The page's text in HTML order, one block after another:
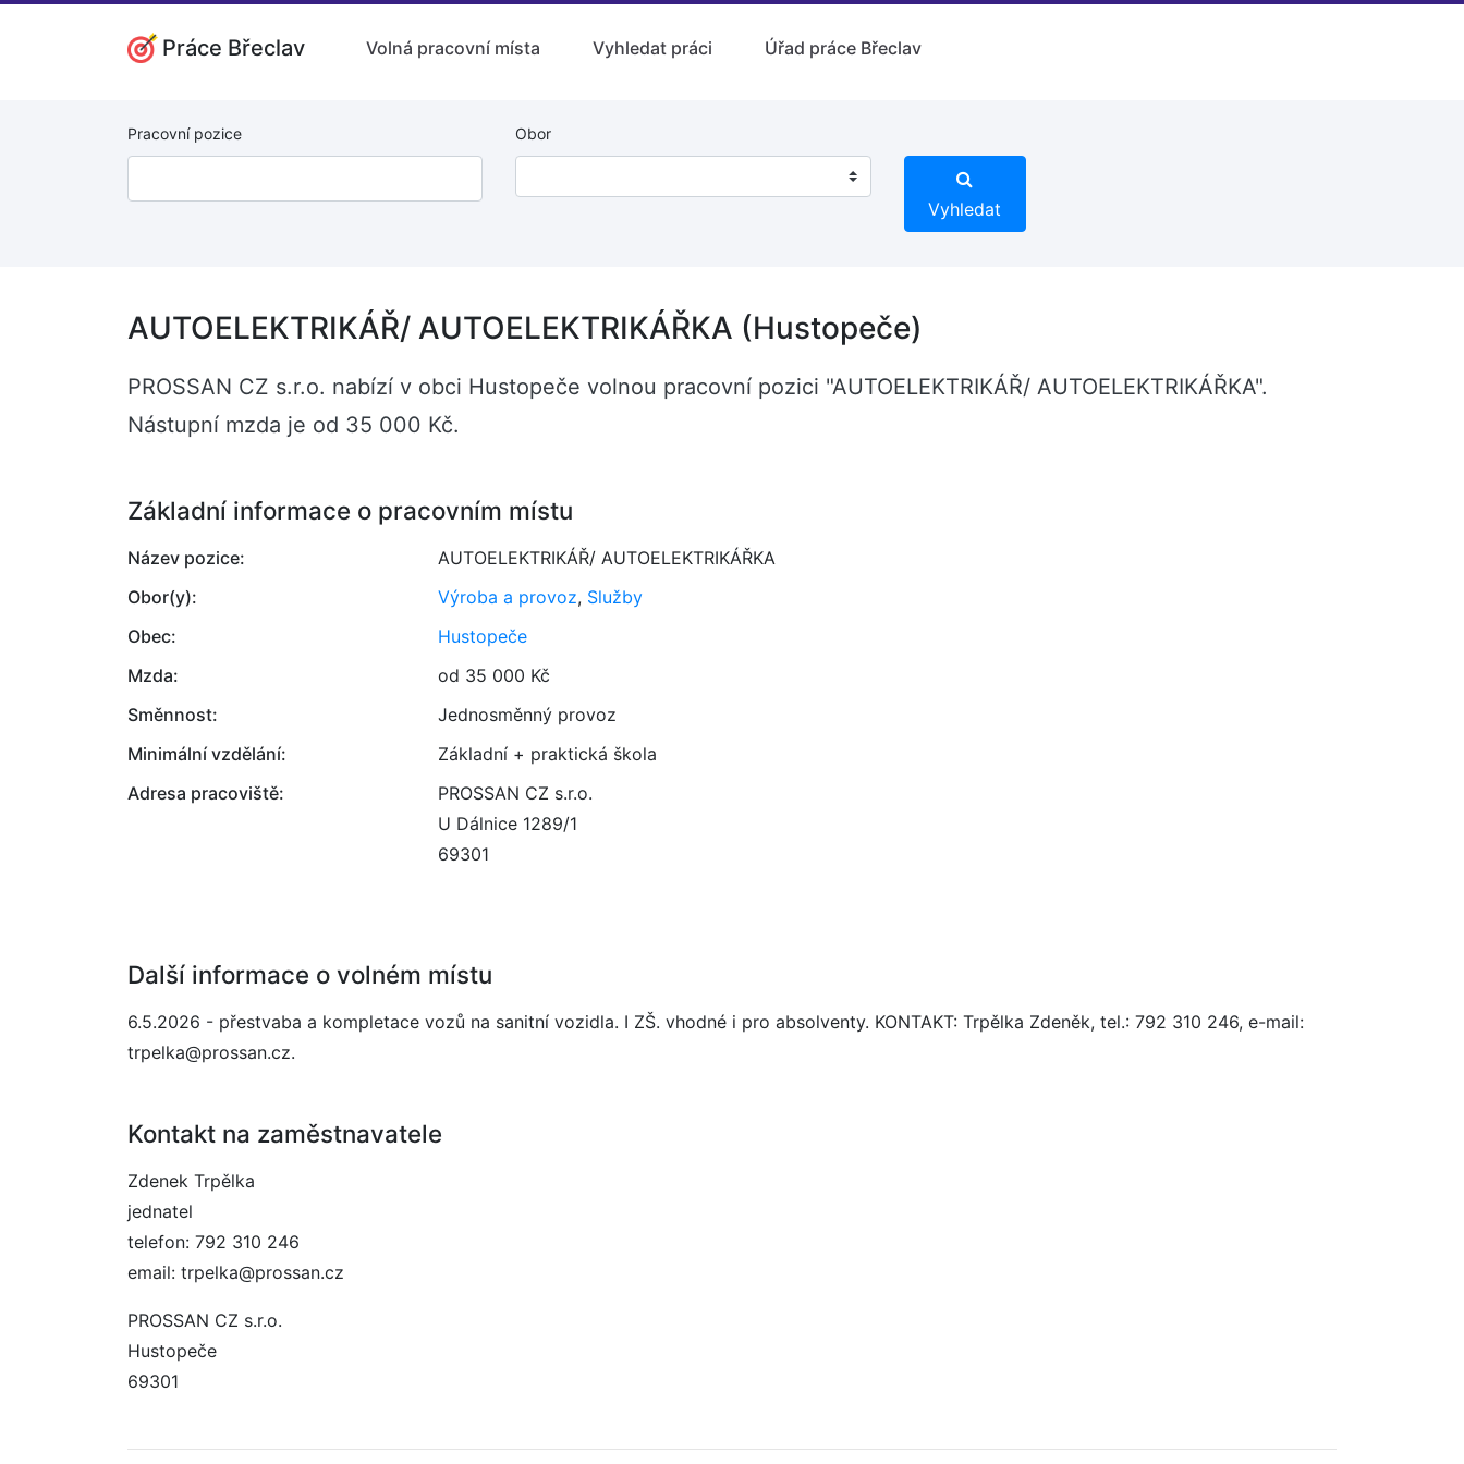
Práce Břeclav Volná pracovní místa Vyhledat práci Úřad práce Břeclav
Pracovní pozice Obor
Vyhledat
AUTOELEKTRIKÁŘ/ AUTOELEKTRIKÁŘKA (Hustopeče)
PROSSAN CZ s.r.o. nabízí v obci Hustopeče volnou pracovní pozici "AUTOELEKTRIKÁŘ/ AUTOELEKTRIKÁŘKA".
Nástupní mzda je od 35 000 Kč.
Základní informace o pracovním místu
Název pozice:
AUTOELEKTRIKÁŘ/ AUTOELEKTRIKÁŘKA
Obor(y):
Výroba a provoz, Služby
Obec:
Hustopeče
Mzda:
od 35 000 Kč
Směnnost:
Jednosměnný provoz
Minimální vzdělání:
Základní + praktická škola
Adresa pracoviště:
PROSSAN CZ s.r.o.
U Dálnice 1289/1
69301
Další informace o volném místu
6.5.2026 - přestvaba a kompletace vozů na sanitní vozidla. I ZŠ. vhodné i pro absolventy. KONTAKT: Trpělka Zdeněk, tel.: 792 310 246, e-mail:
trpelka@prossan.cz.
Kontakt na zaměstnavatele
Zdenek Trpělka
jednatel
telefon: 792 310 246
email: trpelka@prossan.cz
PROSSAN CZ s.r.o.
Hustopeče
69301